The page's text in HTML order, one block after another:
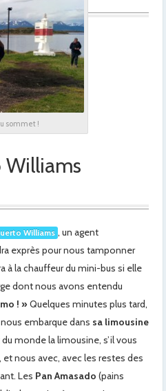
sommet !
Williams
Williams , un agent
exprès pour nous tamponner
à la chauffeur du mini-bus si elle
dont nous avons entendu
! » Quelques minutes plus tard,
embarque dans sa limousine
monde la limousine, s’il vous
nous avec, avec les restes des
Les Pan Amasado (pains